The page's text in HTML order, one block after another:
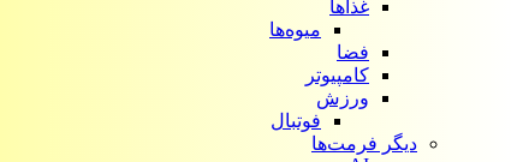
غذاها
میوه‌ها
فضا
کامپیوتر
ورزش
فوتبال
دیگر فرمت‌ها